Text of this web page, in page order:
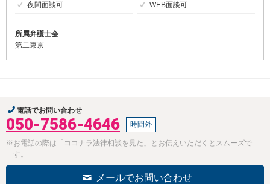
夜間面談可
WEB面談可
所属弁護士会
第二東京
電話でお問い合わせ
050-7586-4646 時間外
※お電話の際は「ココナラ法律相談を見た」とお伝えいただくとスムーズで
す。
メールでお問い合わせ